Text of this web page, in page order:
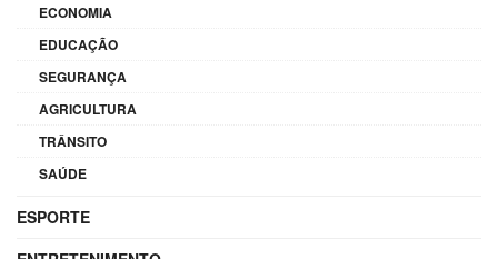
ECONOMIA
EDUCAÇÃO
SEGURANÇA
AGRICULTURA
TRÂNSITO
SAÚDE
ESPORTE